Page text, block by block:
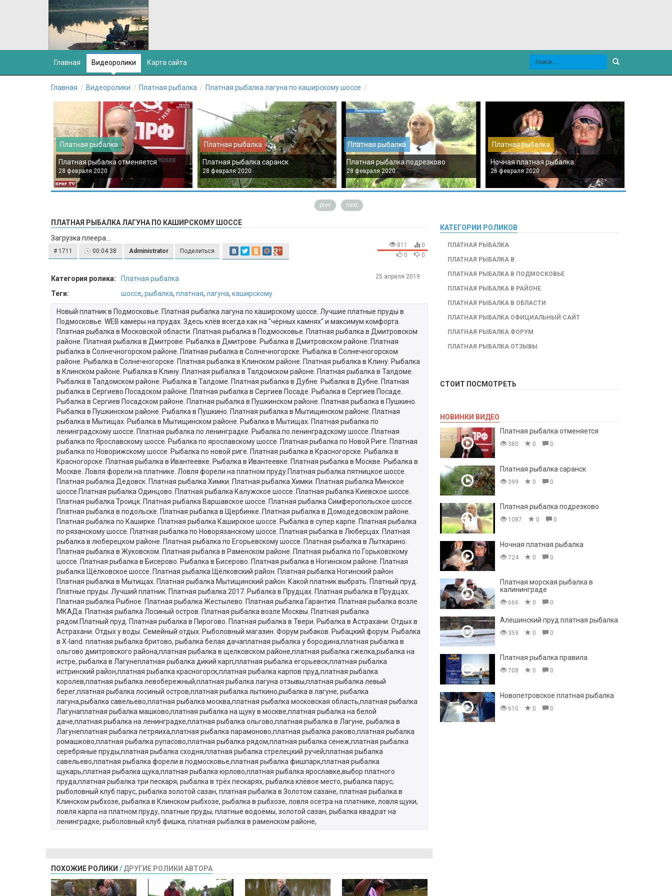
Главная Видеоролики Карта сайта
Главная Видеоролики Платная рыбалка Платная рыбалка лагуна по каширскому шоссе
Платная рыбалка
Платная рыбалка отменяется
28 февраля 2020
Платная рыбалка
Платная рыбалка саранск
28 февраля 2020
Платная рыбалка
Платная рыбалка подрезково
28 февраля 2020
Платная рыбалка
Ночная платная рыбалка
26 февраля 2020
prev next
ПЛАТНАЯ РЫБАЛКА ЛАГУНА ПО КАШИРСКОМУ ШОССЕ
Загрузка плеера...
# 1711 00:04:38 Administrator Поделиться
811
0
0
0
Категория ролика:
Платная рыбалка
Теги:
шоссе, рыбалка, платная, лагуна, каширскому
Новый платник в Подмосковье. Платная рыбалка лагуна по каширскому шоссе. Лучшие платные пруды в
Подмосковье. WEB камеры на прудах. Здесь клёв всегда как на "чёрных камнях" и максимум комфорта.
Платная рыбалка в Московской области. Платная рыбалка в Подмосковье. Платная рыбалка в Дмитровском
районе. Платная рыбалка в Дмитрове. Рыбалка в Дмитрове. Рыбалка в Дмитровском районе. Платная
рыбалка в Солнечногорском районе. Платная рыбалка в Солнечногорске. Рыбалка в Солнечногорском
районе. Рыбалка в Солнечногорске. Платная рыбалка в Клинском районе. Платная рыбалка в Клину. Рыбалка
в Клинском районе. Рыбалка в Клину. Платная рыбалка в Талдомском районе. Платная рыбалка в Талдоме.
Рыбалка в Талдомском районе. Рыбалка в Талдоме. Платная рыбалка в Дубне. Рыбалка в Дубне. Платная
рыбалка в Сергиево Посадском районе. Платная рыбалка в Сергиев Посаде. Рыбалка в Сергиев Посаде.
Рыбалка в Сергиев Посадском районе. Платная рыбалка в Пушкинском районе. Платная рыбалка в Пушкино.
Рыбалка в Пушкинском районе. Рыбалка в Пушкино. Платная рыбалка в Мытищинском районе. Платная
рыбалка в Мытищах. Рыбалка в Мытищинском районе. Рыбалка в Мытищах. Платная рыбалка по
ленинградскому шоссе. Платная рыбалка по ленинградке. Рыбалка по ленинградскому шоссе. Платная
рыбалка по Ярославскому шоссе. Рыбалка по ярославскому шоссе. Платная рыбалка по Новой Риге. Платная
рыбалка по Новорижскому шоссе. Рыбалка по новой риге. Платная рыбалка в Красногорске. Рыбалка в
Красногорске. Платная рыбалка в Ивантеевке. Рыбалка в Ивантеевке. Платная рыбалка в Москве. Рыбалка в
Москве. Ловля форели на платнике. Ловля форели на платном пруду.Платная рыбалка пятницкое шоссе.
Платная рыбалка Дедовск. Платная рыбалка Химки. Платная рыбалка Химки. Платная рыбалка Минское
шоссе.Платная рыбалка Одинцово. Платная рыбалка Калужское шоссе. Платная рыбалка Киевское шоссе.
Платная рыбалка Троицк. Платная рыбалка Варшавское шоссе. Платная рыбалка Симферопольское шоссе.
Платная рыбалка в подольске. Платная рыбалка в Щербинке. Платная рыбалка в Домодедовском районе.
Платная рыбалка по Каширке. Платная рыбалка Каширское шоссе. Рыбалка в супер карпе. Платная рыбалка
по рязанскому шоссе. Платная рыбалка по Новорязанскому шоссе. Платная рыбалка в Люберцах. Платная
рыбалка в люберецком районе. Платная рыбалка по Егорьевскому шоссе. Платная рыбалка в Лыткарино.
Платная рыбалка в Жуковском. Платная рыбалка в Раменском районе. Платная рыбалка по Горьковскому
шоссе. Платная рыбалка в Бисерово. Рыбалка в Бисерово. Платная рыбалка в Ногинском районе. Платная
рыбалка Щёлковское шоссе. Платная рыбалка Щёлковский район. Платная рыбалка Ногинский район.
Платная рыбалка в Мытищах. Платная рыбалка Мытищинский район. Какой платник выбрать. Платный пруд.
Платные пруды. Лучший платник. Платная рыбалка 2017. Рыбалка в Прудцах. Платная рыбалка в Прудцах.
Платная рыбалка Рыбное. Платная рыбалка Жестылево. Платная рыбалка Гарантия. Платная рыбалка возле
МКАДа. Платная рыбалка Лосиный остров. Платная рыбалка возле Москвы. Платная рыбалка
рядом.Платный пруд. Платная рыбалка в Пирогово. Платная рыбалка в Твери. Рыбалка в Астрахани. Отдых в
Астрахани. Отдых у воды. Семейный отдых. Рыболовный магазин. Форум рыбаков. Рыбацкий форум. Рыбалка
в X-land. платная рыбалка бритово, рыбалка белая дачаплатная рыбалка у бородина,платная рыбалка в
ольгово дмитровского района,платная рыбалка в щелковском районе,платная рыбалка гжелка,рыбалка на
истре, рыбалка в Лагунеплатная рыбалка дикий карп,платная рыбалка егорьевск,платная рыбалка
истринский район,платная рыбалка красногорск,платная рыбалка карпов пруд,платная рыбалка
королев,платная рыбалка левобережный,платная рыбалка лагуна отзывы,платная рыбалка левый
берег,платная рыбалка лосиный остров,платная рыбалка лыткино,рыбалка в лагуне, рыбалка
лагуна,рыбалка савельево,платная рыбалка москва,платная рыбалка московская область,платная рыбалка
Лагунаплатная рыбалка машково,платная рыбалка на щуку в москве,платная рыбалка на белой
даче,платная рыбалка на ленинградке,платная рыбалка ольгово,платная рыбалка в Лагуне, рыбалка в
Лагунеплатная рыбалка петряиха,платная рыбалка парамоново,платная рыбалка раково,платная рыбалка
ромашково,платная рыбалка рупасово,платная рыбалка рядом,платная рыбалка сенеж,платная рыбалка
серебряные пруды,платная рыбалка сходня,платная рыбалка стрелецкий ручей,платная рыбалка
савельево,платная рыбалка форели в подмосковье,платная рыбалка фишпарк,платная рыбалка
щукарь,платная рыбалка щука,платная рыбалка юрлово,платная рыбалка ярославке,выбор платного
пруда,платная рыбалка три пескаря, рыбалка в трёх пескарях, рыбалка клёвое место, рыбалка парус,
рыболовный клуб парус, рыбалка золотой сазан, платная рыбалка в Золотом сазане, платная рыбалка в
Клинском рыбхозе, рыбалка в Клинском рыбхозе, рыбалка в рыбхозе, ловля осетра на платнике, ловля щуки,
ловля карпа на платном пруду, платные пруды, платные водоёмы, золотой сазан, рыбалка квадрат на
ленинградке, рыболовный клуб фишка, платная рыбалка в раменском районе,
25 апреля 2019
ПОХОЖИЕ РОЛИКИ / ДРУГИЕ РОЛИКИ АВТОРА
КАТЕГОРИИ РОЛИКОВ
ПЛАТНАЯ РЫБАЛКА
ПЛАТНАЯ РЫБАЛКА В
ПЛАТНАЯ РЫБАЛКА В ПОДМОСКОВЬЕ
ПЛАТНАЯ РЫБАЛКА В РАЙОНЕ
ПЛАТНАЯ РЫБАЛКА В ОБЛАСТИ
ПЛАТНАЯ РЫБАЛКА ОФИЦИАЛЬНЫЙ САЙТ
ПЛАТНАЯ РЫБАЛКА ФОРУМ
ПЛАТНАЯ РЫБАЛКА ОТЗЫВЫ
СТОИТ ПОСМОТРЕТЬ
НОВИНКИ ВИДЕО
Платная рыбалка отменяется
380 0 0
Платная рыбалка саранск
399 0 0
Платная рыбалка подрезково
1087 0 0
Ночная платная рыбалка
724 0 0
Платная морская рыбалка в
калининграде
666 0 0
Алешинский пруд платная рыбалка
359 0 0
Платная рыбалка правила
708 0 0
Новопетровское платная рыбалка
610 0 0